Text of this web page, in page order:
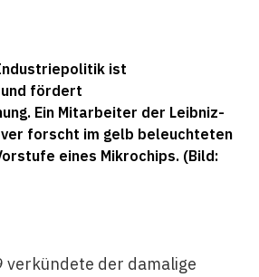
ist
fördert
Ein Mitarbeiter der Leibniz-
forscht im gelb beleuchteten
eines Mikrochips. (Bild:
verkündete der damalige